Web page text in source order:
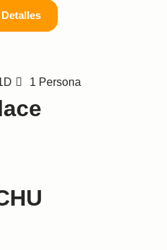
1 Persona